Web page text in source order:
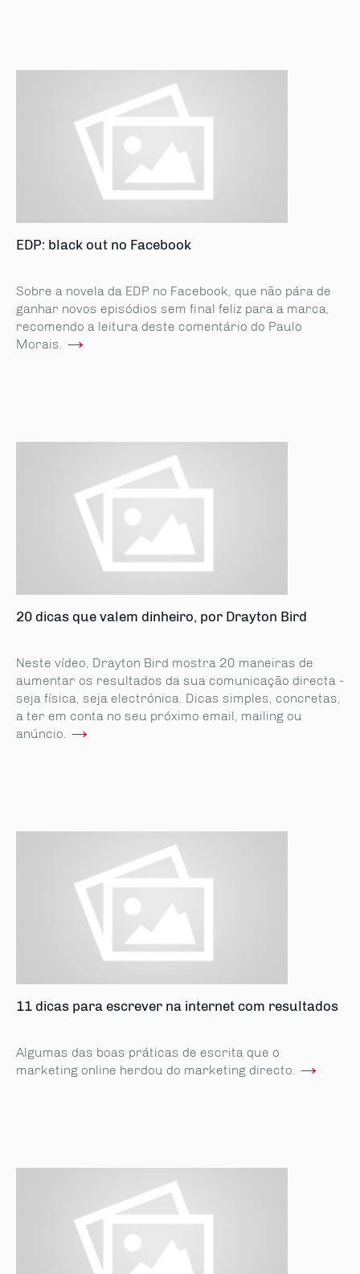
EDP: black out no Facebook
Sobre a novela da EDP no Facebook, que não pára de
ganhar novos episódios sem final feliz para a marca,
recomendo a leitura deste comentário do Paulo
Morais.→
20 dicas que valem dinheiro, por Drayton Bird
Neste vídeo, Drayton Bird mostra 20 maneiras de
aumentar os resultados da sua comunicação directa -
seja física, seja electrónica. Dicas simples, concretas,
a ter em conta no seu próximo email, mailing ou
anúncio. →
11 dicas para escrever na internet com resultados
Algumas das boas práticas de escrita que o
marketing online herdou do marketing directo. →